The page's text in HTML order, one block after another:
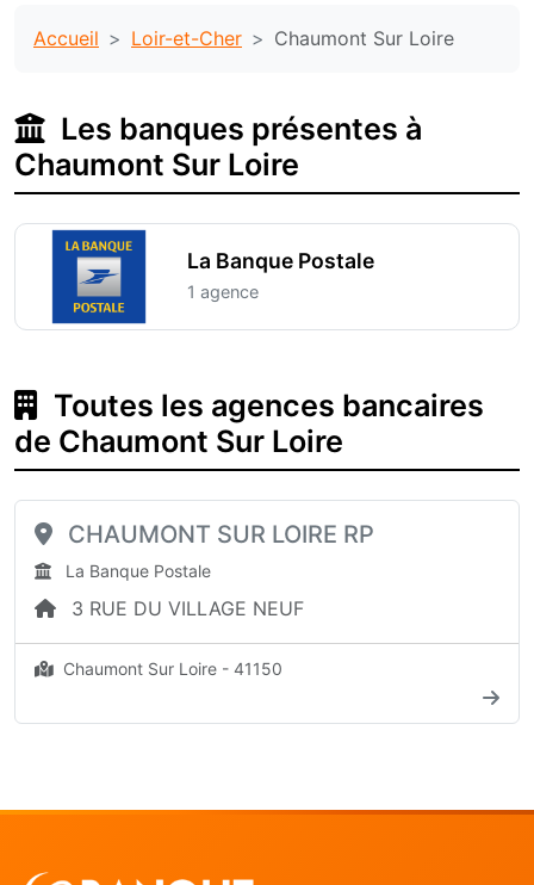
Accueil Loir-et-Cher Chaumont Sur Loire
Les banques présentes à
Chaumont Sur Loire
La Banque Postale
1 agence
Toutes les agences bancaires
de Chaumont Sur Loire
CHAUMONT SUR LOIRE RP
La Banque Postale
3 RUE DU VILLAGE NEUF
Chaumont Sur Loire - 41150